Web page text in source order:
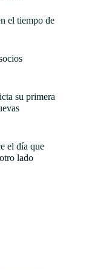
el tiempo de
su primera
el día que
lado